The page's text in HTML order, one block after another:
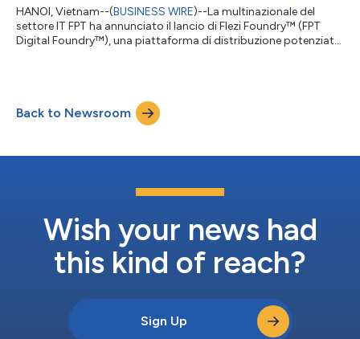
HANOI, Vietnam--(BUSINESS WIRE)--La multinazionale del
settore IT FPT ha annunciato il lancio di Flezi Foundry™ (FPT
Digital Foundry™), una piattaforma di distribuzione potenziata
umani, un'infrastruttura sicura e meccanismi di distribuzione
basati sui risultati per aiutare le imprese a modernizzare la
Back to Newsroom
Wish your news had
this kind of reach?
Sign Up